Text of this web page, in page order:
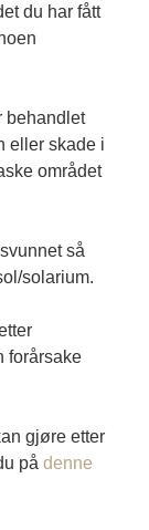
du har fått
behandlet
eller skade i
området
så
solarium.
forårsake
gjøre etter
på denne